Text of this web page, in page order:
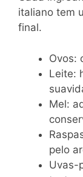
italiano tem
final.
Ovos:
Leite:
Mel:
pelo
Uvas-